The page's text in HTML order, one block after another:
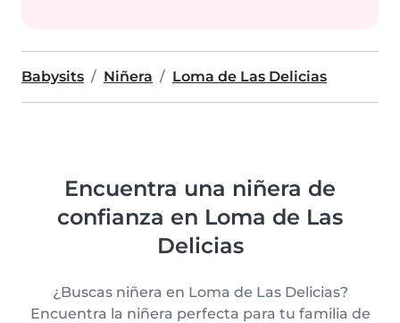
Babysits Niñera Loma de Las Delicias
Encuentra una niñera de
confianza en Loma de Las
Delicias
¿Buscas niñera en Loma de Las Delicias?
Encuentra la niñera perfecta para tu familia de